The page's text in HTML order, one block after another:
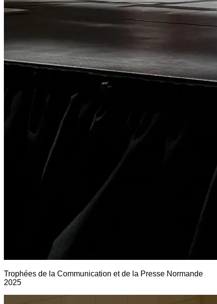
Trophées de la Communication et de la Presse Normande
2025